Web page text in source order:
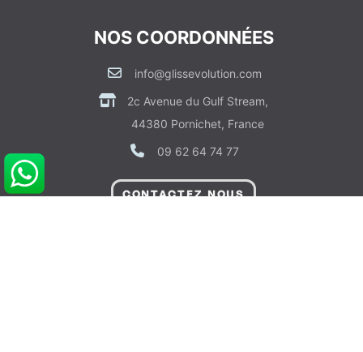
NOS COORDONNÉES
info@glissevolution.com
2c Avenue du Gulf Stream,
44380 Pornichet, France
09 62 64 74 77
CONTACTEZ NOUS